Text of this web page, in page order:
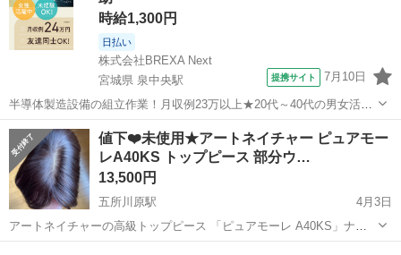
時給1,300円
日払い
株式会社BREXA Next
宮城県 泉中央駅
提携サイト 7月10日
半導体製造設備の組立作業！月収例23万以上★20代～40代の男女活躍
中中！社会保険完備！送迎あり！◎マイカー通勤OK＆無料駐車場完
備！作業着無償貸与◎食堂利用可★《宮城県黒川郡大和町》 人気の工
場のお仕事 ◇半導体製造設備...
宮城 泉中央駅 その他
値下❤️未使用★アートネイチャー ピュアモー
レA40KS トップピース 部分ウ…
13,500円
五所川原駅
4月3日
アートネイチャーの高級トップピース 「ピュアモーレ A40KS」ナチ
ュラルブラウンカラーです。 新品購入時は約36万5500円の商品です。